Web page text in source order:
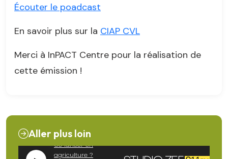
Écouter le poadcast
En savoir plus sur la CIAP CVL
Merci à InPACT Centre pour la réalisation de
cette émission !
Aller plus loin